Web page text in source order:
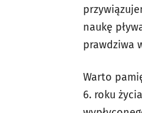
naukę
prawdziwa
Warto
6. roku